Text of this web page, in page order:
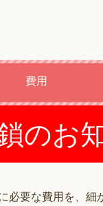
費用
のお
必要な費用を、細